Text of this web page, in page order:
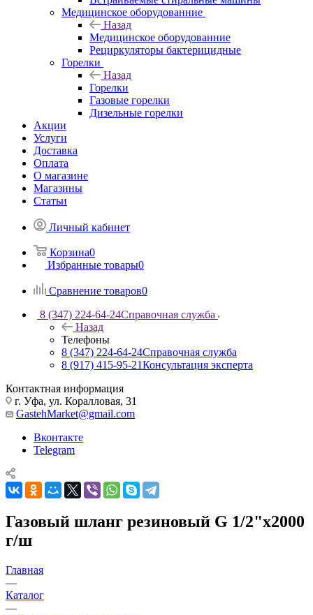
Медицинское оборудованние
Назад
Медицинское оборудованние
Рециркуляторы бактерицидные
Горелки
Назад
Горелки
Газовые горелки
Дизельные горелки
Акции
Услуги
Доставка
Оплата
О магазине
Магазины
Статьи
Личный кабинет
Корзина0
Избранные товары0
Сравнение товаров0
8 (347) 224-64-24Справочная служба
Назад
Телефоны
8 (347) 224-64-24Справочная служба
8 (917) 415-95-21Консультация эксперта
Контактная информация
г. Уфа, ул. Коралловая, 31
GastehMarket@gmail.com
Вконтакте
Telegram
Газовый шланг резиновый G 1/2"x2000
г/ш
Главная
—
Каталог
—